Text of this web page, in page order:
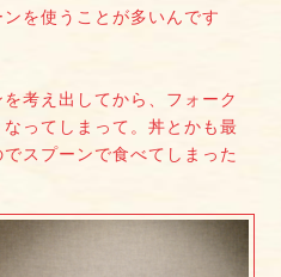
を使うことが多いんです
考え出してから、フォーク
ってしまって。丼とかも最
スプーンで食べてしまった